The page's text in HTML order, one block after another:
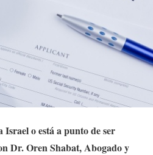
Israel o está a punto de ser
Dr. Oren Shabat, Abogado y